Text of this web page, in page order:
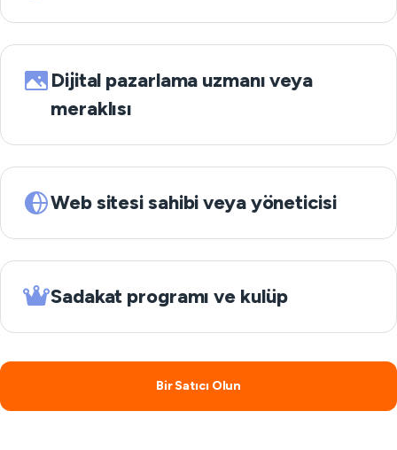
Dijital pazarlama uzmanı veya
meraklısı
Web sitesi sahibi veya yöneticisi
Sadakat programı ve kulüp
Bir Satıcı Olun